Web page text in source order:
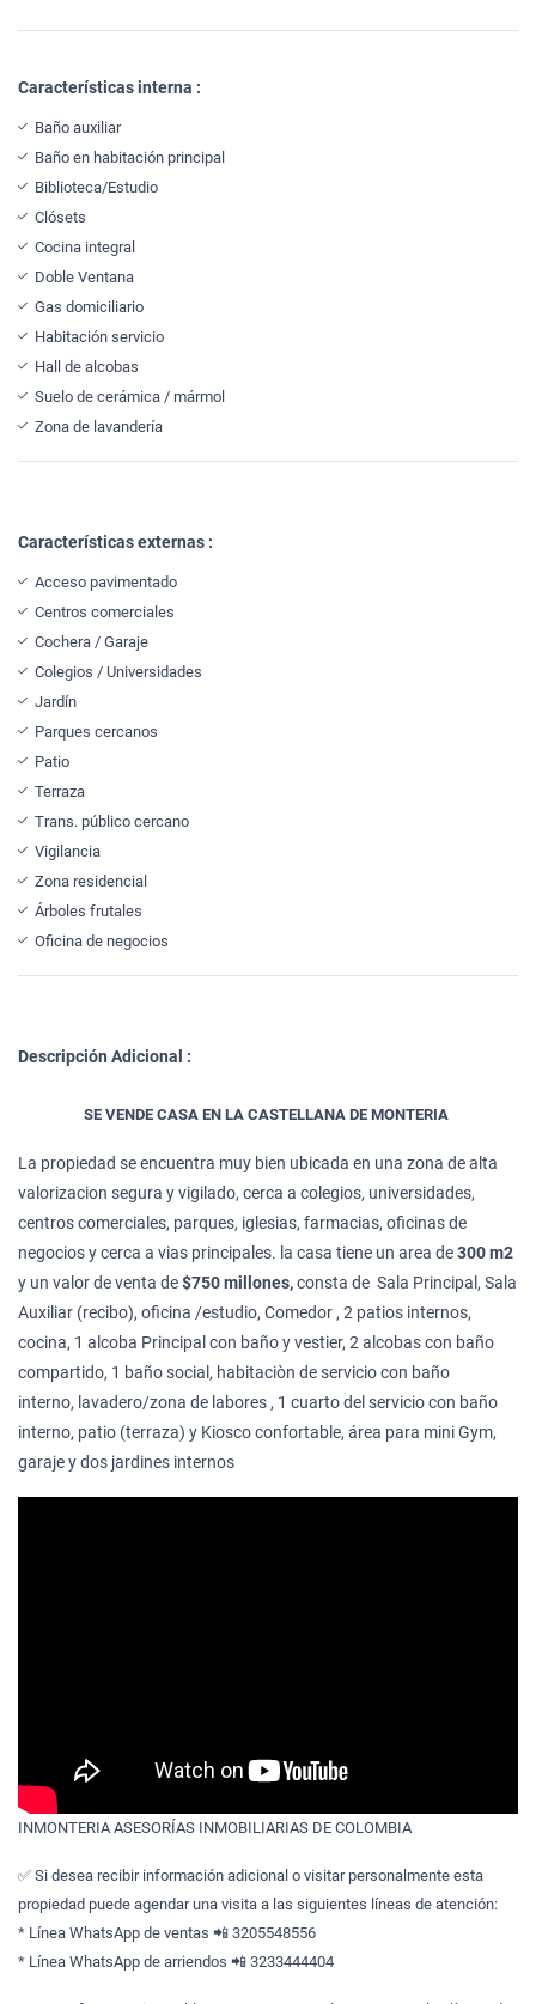
Características interna :
Baño auxiliar
Baño en habitación principal
Biblioteca/Estudio
Clósets
Cocina integral
Doble Ventana
Gas domiciliario
Habitación servicio
Hall de alcobas
Suelo de cerámica / mármol
Zona de lavandería
Características externas :
Acceso pavimentado
Centros comerciales
Cochera / Garaje
Colegios / Universidades
Jardín
Parques cercanos
Patio
Terraza
Trans. público cercano
Vigilancia
Zona residencial
Árboles frutales
Oficina de negocios
Descripción Adicional :
SE VENDE CASA EN LA CASTELLANA DE MONTERIA
La propiedad se encuentra muy bien ubicada en una zona de alta
valorizacion segura y vigilado, cerca a colegios, universidades,
centros comerciales, parques, iglesias, farmacias, oficinas de
negocios y cerca a vias principales. la casa tiene un area de300 m2
y un valor de venta de$750 millones,consta de Sala Principal, Sala
Auxiliar (recibo), oficina /estudio, Comedor , 2 patios internos,
cocina, 1 alcoba Principal con baño y vestier, 2 alcobas con baño
compartido, 1 baño social, habitaciòn de servicio con baño
interno, lavadero/zona de labores , 1 cuarto del servicio con baño
interno, patio (terraza) y Kiosco confortable, área para mini Gym,
garaje y dos jardines internos
INMONTERIA ASESORÍAS INMOBILIARIAS DE COLOMBIA
✅ Si desea recibir información adicional o visitar personalmente esta
propiedad puede agendar una visita a las siguientes líneas de atención:
* Línea WhatsApp de ventas 📲 3205548556
* Línea WhatsApp de arriendos 📲 3233444404